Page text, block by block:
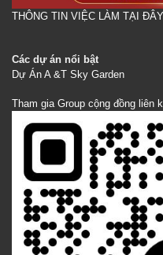
THÔNG TIN VIỆC LÀM TẠI ĐÂY
Các dự án nổi bật
Dự Án A &T Sky Garden
Tham gia Group cộng đồng liên